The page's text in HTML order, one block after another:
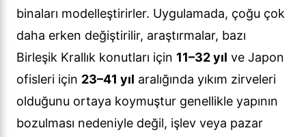
binaları modelleştirirler. Uygulamada, çoğu çok
daha erken değiştirilir, araştırmalar, bazı
Birleşik Krallık konutları için 11–32 yıl ve Japon
ofisleri için 23–41 yıl aralığında yıkım zirveleri
olduğunu ortaya koymuştur genellikle yapının
bozulması nedeniyle değil, işlev veya pazar